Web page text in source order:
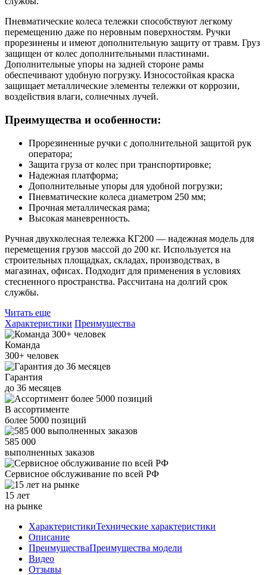
Пневматические колеса тележки способствуют легкому
перемещению даже по неровным поверхностям. Ручки
прорезинены и имеют дополнительную защиту от травм. Груз
защищен от колес дополнительными пластинами.
Дополнительные упоры на задней стороне рамы
обеспечивают удобную погрузку. Износостойкая краска
защищает металлические элементы тележки от коррозии,
воздействия влаги, солнечных лучей.
Преимущества и особенности:
Прорезиненные ручки с дополнительной защитой рук
оператора;
Защита груза от колес при транспортировке;
Надежная платформа;
Дополнительные упоры для удобной погрузки;
Пневматические колеса диаметром 250 мм;
Прочная металлическая рама;
Высокая маневренность.
Ручная двухколесная тележка КГ200 — надежная модель для
перемещения грузов массой до 200 кг. Используется на
строительных площадках, складах, производствах, в
магазинах, офисах. Подходит для применения в условиях
стесненного пространства. Рассчитана на долгий срок
службы.
Читать еще
Характеристики Преимущества
Команда
300+ человек
Гарантия
до 36 месяцев
В ассортименте
более 5000 позиций
585 000
выполненных заказов
Сервисное обслуживание по всей РФ
15 лет
на рынке
ХарактеристикиТехнические характеристики
Описание
ПреимуществаПреимущества модели
Видео
Отзывы